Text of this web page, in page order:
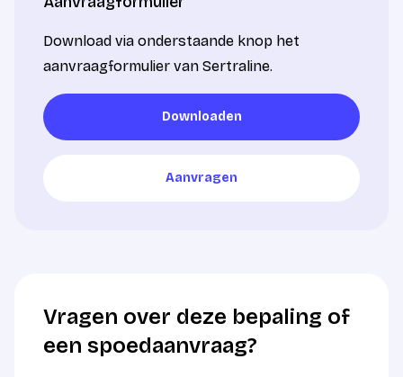
Download via onderstaande knop het
aanvraagformulier van Sertraline.
Downloaden
Aanvragen
Vragen over deze bepaling of
een spoedaanvraag?